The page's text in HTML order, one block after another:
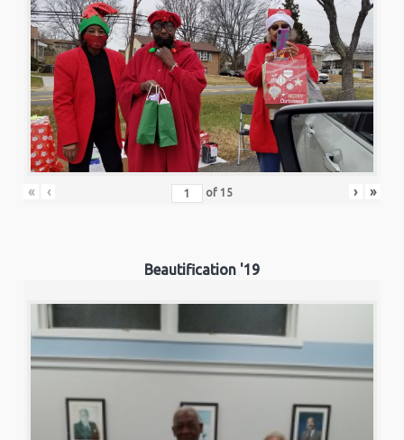
« ‹ of 15 › »
Beautification '19